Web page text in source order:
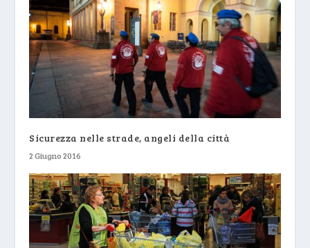
Sicurezza nelle strade, angeli della città
2 Giugno 2016